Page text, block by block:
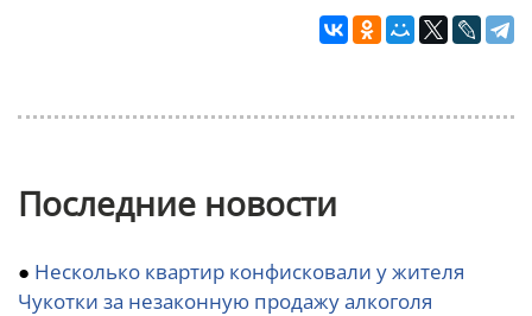
Последние новости
● Несколько квартир конфисковали у жителя
Чукотки за незаконную продажу алкоголя